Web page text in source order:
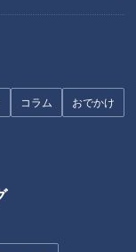
コラム おでかけ
』山本浩司（スジナ